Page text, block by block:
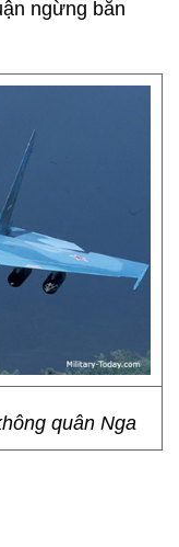
ngừng bắn
quân Nga